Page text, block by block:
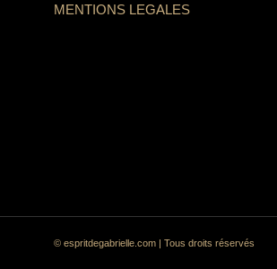
MENTIONS LEGALES
© espritdegabrielle.com | Tous droits réservés